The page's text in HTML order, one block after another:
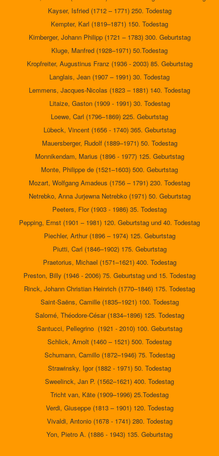
Kayser, Isfried (1712 – 1771) 250. Todestag
Kempter, Karl (1819–1871) 150. Todestag
Kirnberger, Johann Philipp (1721 – 1783) 300. Geburtstag
Kluge, Manfred (1928–1971) 50.Todestag
Kropfreiter, Augustinus Franz (1936 - 2003) 85. Geburtstag
Langlais, Jean (1907 – 1991) 30. Todestag
Lemmens, Jacques-Nicolas (1823 – 1881) 140. Todestag
Litaize, Gaston (1909 - 1991) 30. Todestag
Loewe, Carl (1796–1869) 225. Geburtstag
Lübeck, Vincent (1656 - 1740) 365. Geburtstag
Mauersberger, Rudolf (1889–1971) 50. Todestag
Monnikendam, Marius (1896 - 1977) 125. Geburtstag
Monte, Philippe de (1521–1603) 500. Geburtstag
Mozart, Wolfgang Amadeus (1756 – 1791) 230. Todestag
Netrebko, Anna Jurjewna Netrebko (1971) 50. Geburtstag
Peeters, Flor (1903 - 1986) 35. Todestag
Pepping, Ernst (1901 – 1981) 120. Geburtstag und 40. Todestag
Piechler, Arthur (1896 – 1974) 125. Geburtstag
Piutti, Carl (1846–1902) 175. Geburtstag
Praetorius, Michael (1571–1621) 400. Todestag
Preston, Billy (1946 - 2006) 75. Geburtstag und 15. Todestag
Rinck, Johann Christian Heinrich (1770–1846) 175. Todestag
Saint-Saëns, Camille (1835–1921) 100. Todestag
Salomé, Théodore-César (1834–1896) 125. Todestag
Santucci, Pellegrino (1921 - 2010) 100. Geburtstag
Schlick, Arnolt (1460 – 1521) 500. Todestag
Schumann, Camillo (1872–1946) 75. Todestag
Strawinsky, Igor (1882 - 1971) 50. Todestag
Sweelinck, Jan P. (1562–1621) 400. Todestag
Tricht van, Käte (1909–1996) 25.Todestag
Verdi, Giuseppe (1813 – 1901) 120. Todestag
Vivaldi, Antonio (1678 - 1741) 280. Todestag
Yon, Pietro A. (1886 - 1943) 135. Geburtstag